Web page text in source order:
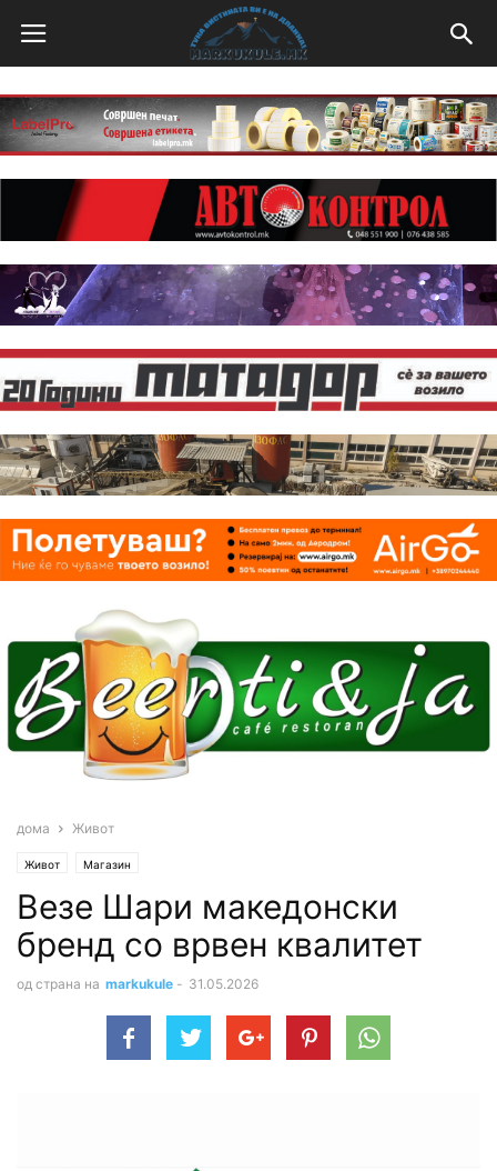
дома Живот
Живот Магазин
Везе Шари македонски
бренд со врвен квалитет
од страна на markukule - 31.05.2026